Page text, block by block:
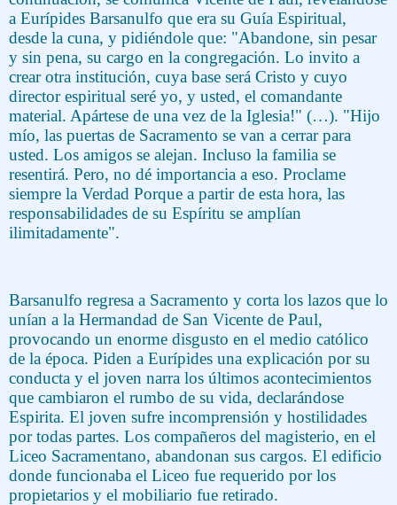
a Eurípides Barsanulfo que era su Guía Espiritual,
desde la cuna, y pidiéndole que: "Abandone, sin pesar
y sin pena, su cargo en la congregación. Lo invito a
crear otra institución, cuya base será Cristo y cuyo
director espiritual seré yo, y usted, el comandante
material. Apártese de una vez de la Iglesia!" (…). "Hijo
mío, las puertas de Sacramento se van a cerrar para
usted. Los amigos se alejan. Incluso la familia se
resentirá. Pero, no dé importancia a eso. Proclame
siempre la Verdad Porque a partir de esta hora, las
responsabilidades de su Espíritu se amplían
ilimitadamente".
Barsanulfo regresa a Sacramento y corta los lazos que lo
unían a la Hermandad de San Vicente de Paul,
provocando un enorme disgusto en el medio católico
de la época. Piden a Eurípides una explicación por su
conducta y el joven narra los últimos acontecimientos
que cambiaron el rumbo de su vida, declarándose
Espirita. El joven sufre incomprensión y hostilidades
por todas partes. Los compañeros del magisterio, en el
Liceo Sacramentano, abandonan sus cargos. El edificio
donde funcionaba el Liceo fue requerido por los
propietarios y el mobiliario fue retirado.